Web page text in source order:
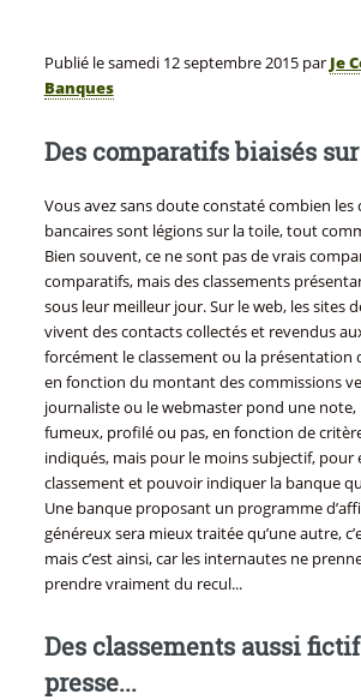
Publié lesamedi 12 septembre 2015par Je
Banques
Des comparatifs biaisés
Vous avez sans doute constaté combien les
bancaires sont légions sur la toile, tout
Bien souvent, ce ne sont pas de vrais
comparatifs, mais des classements
sous leur meilleur jour. Sur le web, les sites
vivent des contacts collectés et revendus
forcément le classement ou la présentation
en fonction du montant des commissions
journaliste ou le webmaster pond une note,
fumeux, profilé ou pas, en fonction de
indiqués, mais pour le moins subjectif, pour
classement et pouvoir indiquer la banque
Une banque proposant un programme
généreux sera mieux traitée qu’une autre,
mais c’est ainsi, car les internautes ne
prendre vraiment du recul...
Des classements aussi
presse...